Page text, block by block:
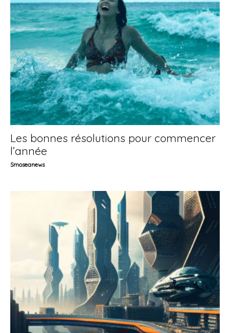
Les bonnes résolutions pour commencer
l’année
Smoseanews